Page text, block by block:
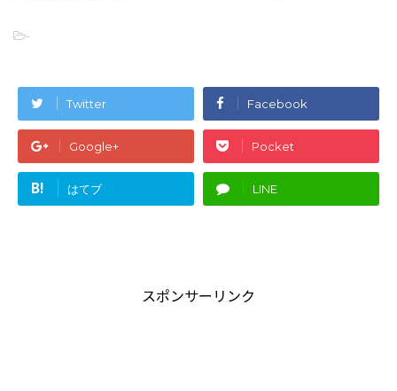
-
Twitter Facebook
Google+ Pocket
B! はてブ LINE
スポンサーリンク